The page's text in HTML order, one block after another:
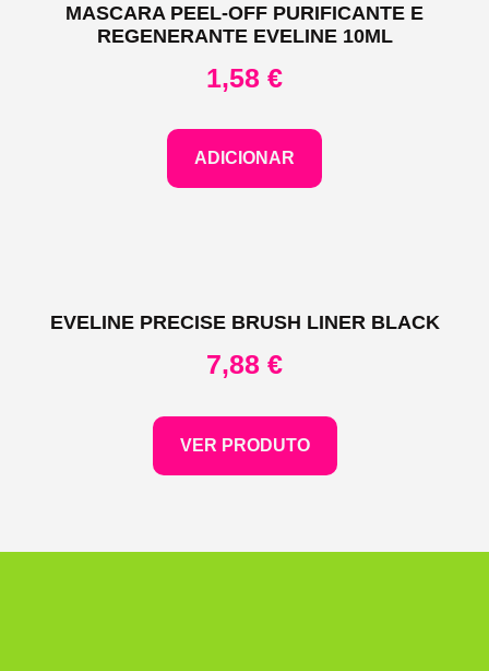
MASCARA PEEL-OFF PURIFICANTE E
REGENERANTE EVELINE 10ML
1,58 €
ADICIONAR
EVELINE PRECISE BRUSH LINER BLACK
7,88 €
VER PRODUTO